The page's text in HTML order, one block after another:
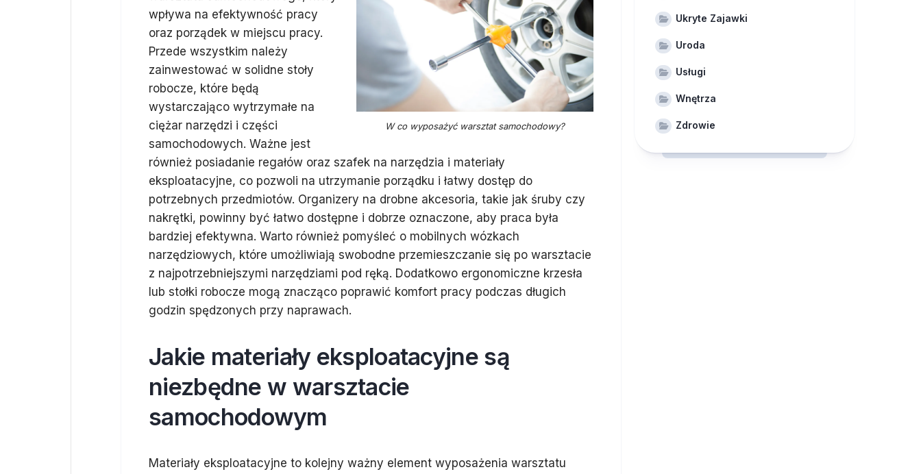
W co wyposażyć warsztat samochodowy?
wpływa na efektywność pracy
oraz porządek w miejscu pracy.
Przede wszystkim należy
zainwestować w solidne stoły
robocze, które będą
wystarczająco wytrzymałe na
ciężar narzędzi i części
samochodowych. Ważne jest
również posiadanie regałów oraz szafek na narzędzia i materiały
eksploatacyjne, co pozwoli na utrzymanie porządku i łatwy dostęp do
potrzebnych przedmiotów. Organizery na drobne akcesoria, takie jak śruby czy
nakrętki, powinny być łatwo dostępne i dobrze oznaczone, aby praca była
bardziej efektywna. Warto również pomyśleć o mobilnych wózkach
narzędziowych, które umożliwiają swobodne przemieszczanie się po warsztacie
z najpotrzebniejszymi narzędziami pod ręką. Dodatkowo ergonomiczne krzesła
lub stołki robocze mogą znacząco poprawić komfort pracy podczas długich
godzin spędzonych przy naprawach.
Jakie materiały eksploatacyjne są
niezbędne w warsztacie
samochodowym
Materiały eksploatacyjne to kolejny ważny element wyposażenia warsztatu
Ukryte Zajawki
Uroda
Usługi
Wnętrza
Zdrowie